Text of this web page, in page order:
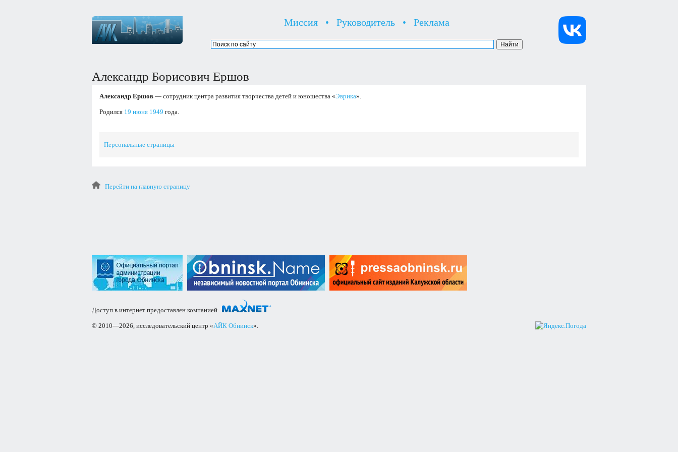
Миссия • Руководитель • Реклама
Александр Борисович Ершов
Александр Ершов — сотрудник центра развития творчества детей и юношества «Эврика».
Родился 19 июня 1949 года.
Персональные страницы
Перейти на главную страницу
Доступ в интернет предоставлен компанией
© 2010—2026, исследовательский центр «АЙК Обнинск».